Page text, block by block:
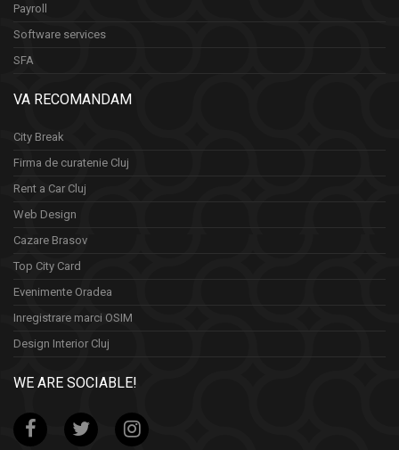
Payroll
Software services
SFA
VA RECOMANDAM
City Break
Firma de curatenie Cluj
Rent a Car Cluj
Web Design
Cazare Brasov
Top City Card
Evenimente Oradea
Inregistrare marci OSIM
Design Interior Cluj
WE ARE SOCIABLE!